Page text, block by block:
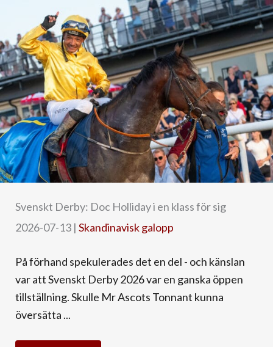
Svenskt Derby: Doc Holliday i en klass för sig
2026-07-13 | Skandinavisk galopp
På förhand spekulerades det en del - och känslan
var att Svenskt Derby 2026 var en ganska öppen
tillställning. Skulle Mr Ascots Tonnant kunna
översätta ...